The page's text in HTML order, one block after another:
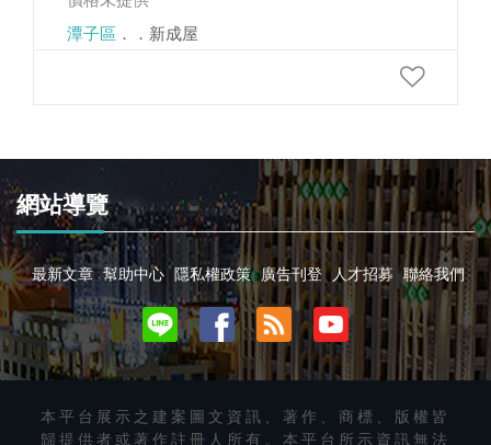
潭子區 ．．新成屋
網站導覽
最新文章 幫助中心 隱私權政策 廣告刊登 人才招募 聯絡我們
本平台展示之建案圖文資訊、著作、商標、版權皆
歸提供者或著作註冊人所有。本平台所示資訊無法